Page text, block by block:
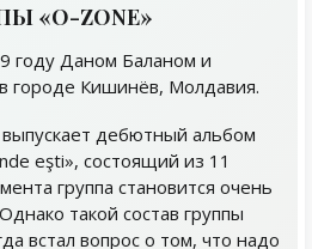
«O-ZONE»
году Даном Баланом и
городе Кишинёв, Молдавия.
дебютный альбом
eşti», состоящий из 11
группа становится очень
такой состав группы
встал вопрос о том, что надо